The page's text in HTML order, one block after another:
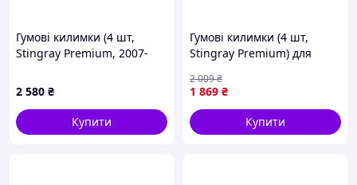
Гумові килимки (4 шт,
Stingray Premium, 2007-
Cruiser 200 рр
2 580 ₴
Купити
Гумові килимки (4 шт,
Stingray Premium) для
1 869 ₴
2 009₴
Купити